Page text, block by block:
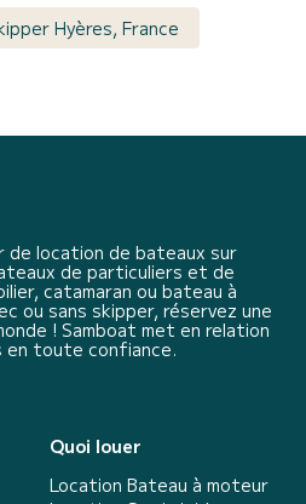
Hyères, France
de location de bateaux sur
de particuliers et de
catamaran ou bateau à
ou sans skipper, réservez une
! Samboat met en relation
toute confiance.
Quoi louer
Location Bateau à moteur